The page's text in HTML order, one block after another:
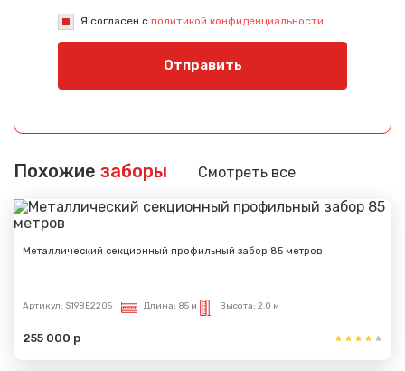
Я согласен с политикой конфиденциальности
Отправить
Похожие заборы Смотреть все
Металлический секционный профильный забор 85 метров
Артикул: S198E2205 Длина: 85 м Высота: 2,0 м
255 000 р